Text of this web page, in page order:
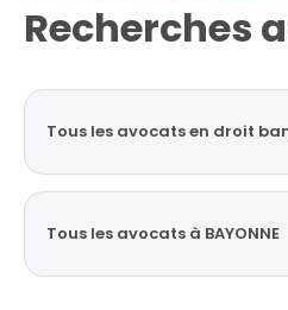
Recherches
Tous les avocats en droit
Tous les avocats à BAYONNE